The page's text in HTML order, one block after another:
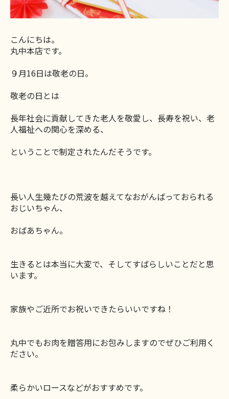
こんにちは。
丸中本店です。
９月16日は敬老の日。
敬老の日とは
長年社会に貢献してきた老人を敬愛し、長寿を祝い、老
人福祉への関心を深める、
ということで制定されたんだそうです。
長い人生幾たびの荒波を越えてなおがんばっておられる
おじいちゃん、
おばあちゃん。
生きるとは本当に大変で、そしてすばらしいことだと思
います。
家族やご近所でお祝いできたらいいですね！
丸中でもお肉を贈答用にお包みしますのでぜひご利用く
ださい。
柔らかいロースなどがおすすめです。